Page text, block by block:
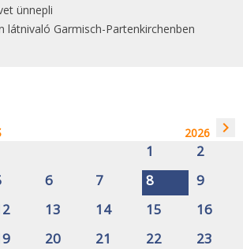
ünnepli
látnivaló Garmisch-Partenkirchenben
2026 navigate_next
1
2
6 7 8
9
13 14 15
16
20 21 22
23